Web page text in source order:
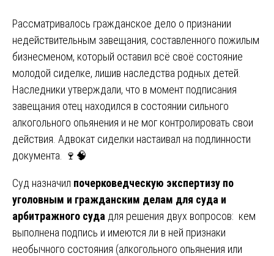
Рассматривалось гражданское дело о признании
недействительным завещания, составленного пожилым
бизнесменом, который оставил всё своё состояние
молодой сиделке, лишив наследства родных детей.
Наследники утверждали, что в момент подписания
завещания отец находился в состоянии сильного
алкогольного опьянения и не мог контролировать свои
действия. Адвокат сиделки настаивал на подлинности
документа. 🍷🧠
Суд назначил почерковедческую экспертизу по
уголовным и гражданским делам для суда и
арбитражного суда для решения двух вопросов: кем
выполнена подпись и имеются ли в ней признаки
необычного состояния (алкогольного опьянения или